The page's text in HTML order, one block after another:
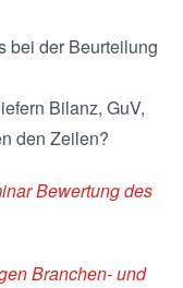
bei der Beurteilung
Bilanz, GuV,
den Zeilen?
Bewertung des
Branchen- und